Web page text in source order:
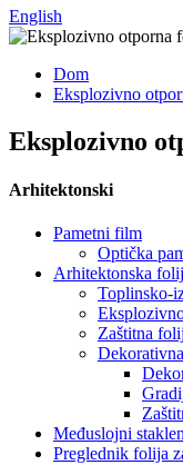
English
Dom
Eksplozivno
Eksplozivno
Arhitektonski
Pametni film
Optička
Arhitektonska
Toplinsko-
Zaštitna
Međuslojni
Preglednik folija